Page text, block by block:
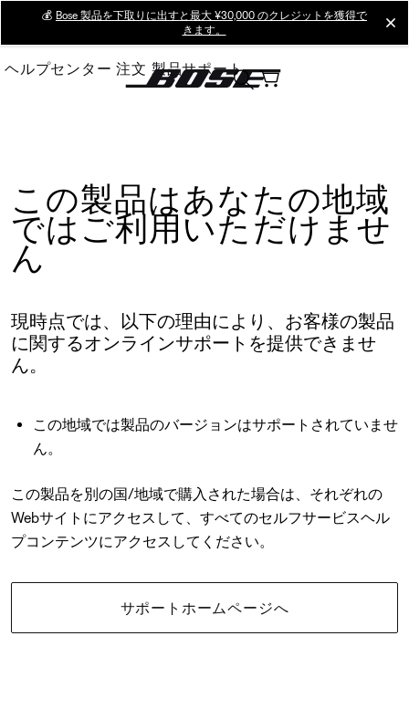
Main
💰 Bose 製品を下取りに出すと最大 ¥30,000 のクレジットを獲得で
きます。
ヘルプセンター 注文 製品サポート
この製品はあなたの地域
ではご利用いただけませ
ん
現時点では、以下の理由により、お客様の製品
に関するオンラインサポートを提供できませ
ん。
この地域では製品のバージョンはサポートされていませ
ん。
この製品を別の国/地域で購入された場合は、それぞれの
Webサイトにアクセスして、すべてのセルフサービスヘル
プコンテンツにアクセスしてください。
サポートホームページへ